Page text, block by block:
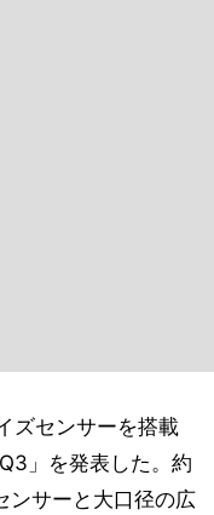
ズセンサーを搭載
」を発表した。約
ンサーと大口径の広